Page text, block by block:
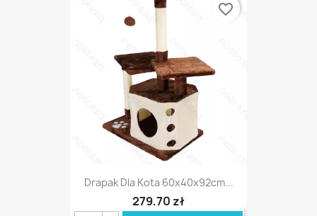
Drapak Dla Kota 60x40x92cm...
279,70 zł
favorite_border